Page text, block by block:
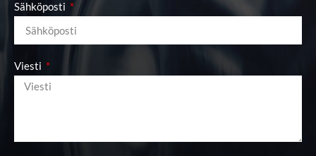
Sähköposti
Viesti